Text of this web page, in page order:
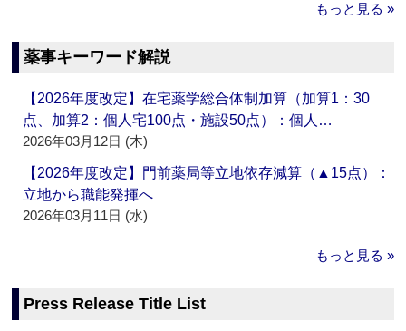
もっと見る »
薬事キーワード解説
【2026年度改定】在宅薬学総合体制加算（加算1：30
点、加算2：個人宅100点・施設50点）：個人…
2026年03月12日 (木)
【2026年度改定】門前薬局等立地依存減算（▲15点）：
立地から職能発揮へ
2026年03月11日 (水)
もっと見る »
Press Release Title List